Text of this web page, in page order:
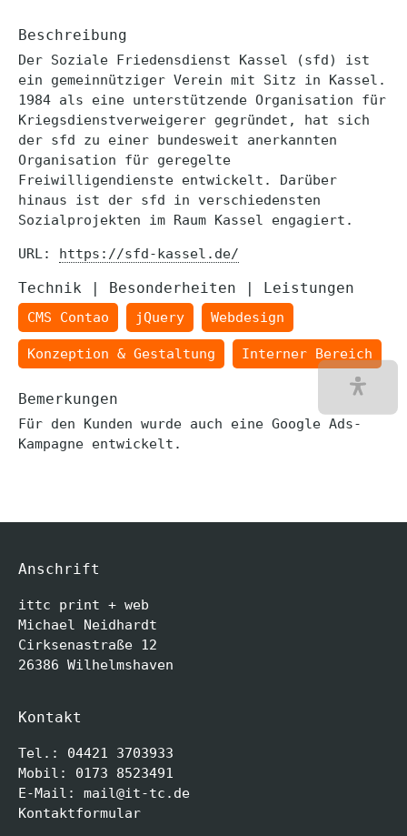
Beschreibung
Der Soziale Friedensdienst Kassel (sfd) ist
ein gemeinnütziger Verein mit Sitz in Kassel.
1984 als eine unterstützende Organisation für
Kriegsdienstverweigerer gegründet, hat sich
der sfd zu einer bundesweit anerkannten
Organisation für geregelte
Freiwilligendienste entwickelt. Darüber
hinaus ist der sfd in verschiedensten
Sozialprojekten im Raum Kassel engagiert.
URL: https://sfd-kassel.de/
Technik | Besonderheiten | Leistungen
CMS Contao jQuery Webdesign
Konzeption & Gestaltung Interner Bereich
Bemerkungen
Für den Kunden wurde auch eine Google Ads-
Kampagne entwickelt.
Anschrift
ittc print + web
Michael Neidhardt
Cirksenastraße 12
26386 Wilhelmshaven
Kontakt
Tel.: 04421 3703933
Mobil: 0173 8523491
E-Mail: mail@it-tc.de
Kontaktformular